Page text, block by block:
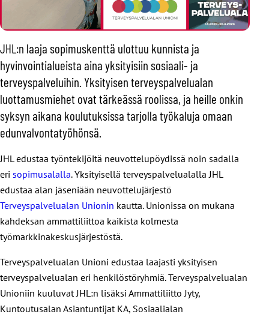
JHL:n laaja sopimuskenttä ulottuu kunnista ja
hyvinvointialueista aina yksityisiin sosiaali- ja
terveyspalveluihin. Yksityisen terveyspalvelualan
luottamusmiehet ovat tärkeässä roolissa, ja heille onkin
syksyn aikana koulutuksissa tarjolla työkaluja omaan
edunvalvontatyöhönsä.
JHL edustaa työntekijöitä neuvottelupöydissä noin sadalla
eri sopimusalalla. Yksityisellä terveyspalvelualalla JHL
edustaa alan jäseniään neuvottelujärjestö
Terveyspalvelualan Unionin kautta. Unionissa on mukana
kahdeksan ammattiliittoa kaikista kolmesta
työmarkkinakeskusjärjestöstä.
Terveyspalvelualan Unioni edustaa laajasti yksityisen
terveyspalvelualan eri henkilöstöryhmiä. Terveyspalvelualan
Unioniin kuuluvat JHL:n lisäksi Ammattiliitto Jyty,
Kuntoutusalan Asiantuntijat KA, Sosiaalialan